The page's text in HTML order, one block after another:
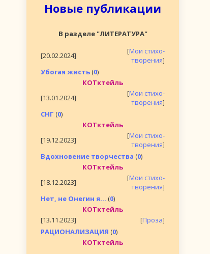
Новые публикации
В разделе "ЛИТЕРАТУРА"
[20.02.2024] [Мои стихо-
творения]
Убогая жисть (0)
КОТктейль
[13.01.2024]
[Мои стихо-
творения]
СНГ (0)
КОТктейль
[19.12.2023]
[Мои стихо-
творения]
Вдохновение творчества (0)
КОТктейль
[18.12.2023]
[Мои стихо-
творения]
Нет, не Онегин я... (0)
КОТктейль
[13.11.2023]
[Проза]
РАЦИОНАЛИЗАЦИЯ (0)
КОТктейль